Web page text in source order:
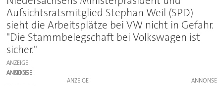
Aufsichtsratsmitglied Stephan Weil (SPD)
sieht die Arbeitsplätze bei VW nicht in Gefahr.
"Die Stammbelegschaft bei Volkswagen ist
sicher."
ANZEIGE
ANZEIGE
ANZEIGE